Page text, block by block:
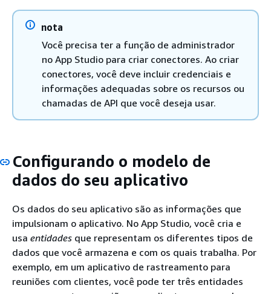
nota
Você precisa ter a função de administrador
no App Studio para criar conectores. Ao criar
conectores, você deve incluir credenciais e
informações adequadas sobre os recursos ou
chamadas de API que você deseja usar.
Configurando o modelo de
dados do seu aplicativo
Os dados do seu aplicativo são as informações que
impulsionam o aplicativo. No App Studio, você cria e
usa entidades que representam os diferentes tipos de
dados que você armazena e com os quais trabalha. Por
exemplo, em um aplicativo de rastreamento para
reuniões com clientes, você pode ter três entidades